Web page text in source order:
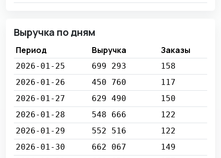
Выручка по дням
Период Выручка Заказы
2026-01-25 699 293
158
2026-01-26
450 760
117
2026-01-27
629 490
150
2026-01-28
548 666
122
2026-01-29
552 516
122
2026-01-30
662 067
149